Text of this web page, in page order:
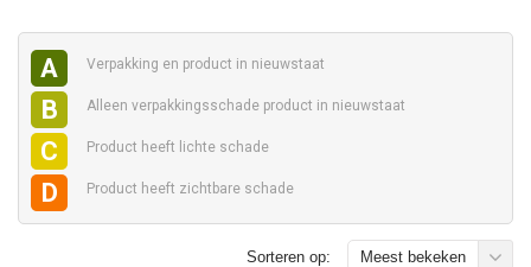
A Verpakking en product in nieuwstaat
B Alleen verpakkingsschade product in nieuwstaat
C Product heeft lichte schade
D Product heeft zichtbare schade
Sorteren op: Meest bekeken